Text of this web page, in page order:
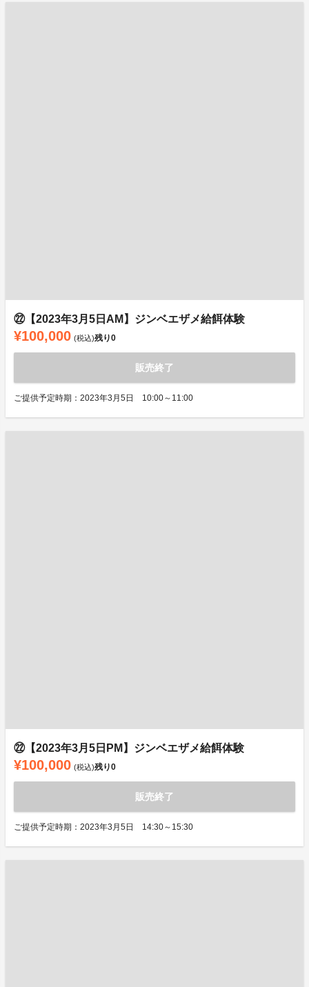
㉒【2023年3月5日AM】ジンベエザメ給餌体験
¥100,000 (税込)残り0
販売終了
ご提供予定時期：2023年3月5日 10:00～11:00
㉒【2023年3月5日PM】ジンベエザメ給餌体験
¥100,000 (税込)残り0
販売終了
ご提供予定時期：2023年3月5日 14:30～15:30